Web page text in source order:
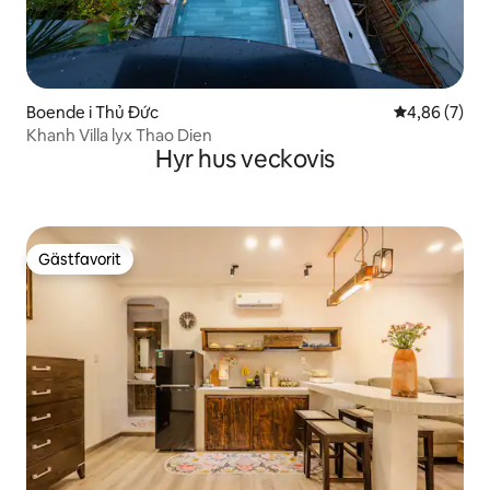
Boende i Thủ Đức 4,86 av 5 i
4,86 (7)
Khanh Villa lyx Thao Dien
Hyr hus veckovis
Gästfavorit
Gästfavorit